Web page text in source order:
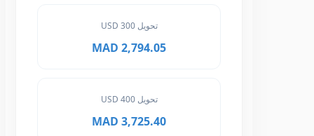
تحويل 300 USD
2,794.05 MAD
تحويل 400 USD
3,725.40 MAD